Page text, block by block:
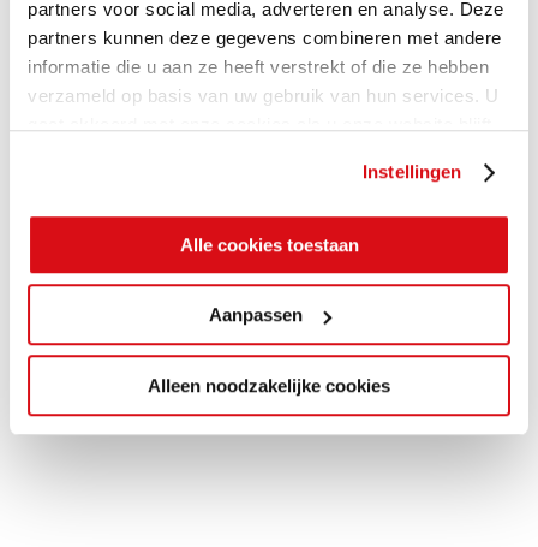
partners voor social media, adverteren en analyse. Deze
partners kunnen deze gegevens combineren met andere
informatie die u aan ze heeft verstrekt of die ze hebben
verzameld op basis van uw gebruik van hun services. U
Instellingen
Alle cookies toestaan
Aanpassen
Alleen noodzakelijke cookies